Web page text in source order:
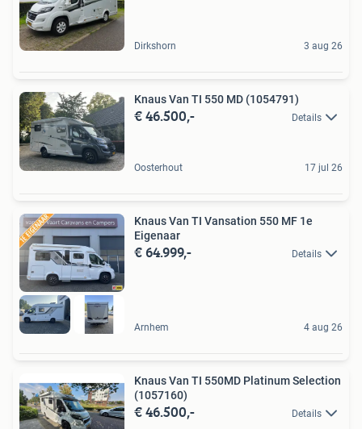
Dirkshorn 3 aug 26
Knaus Van TI 550 MD (1054791)
€ 46.500,- Details
Oosterhout 17 jul 26
Knaus Van TI Vansation 550 MF 1e
Eigenaar
€ 64.999,- Details
Arnhem 4 aug 26
Knaus Van TI 550MD Platinum Selection
(1057160)
€ 46.500,- Details